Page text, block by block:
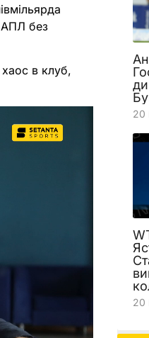
АПЛ без
хаос в клуб,
20
20